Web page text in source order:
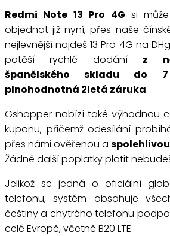
Redmi Note 13 Pro 4G si
objednat již nyní, přes naše
nejlevnější najdeš 13 Pro 4G na
potěší rychlé dodání z
španělského skladu
plnohodnotná 2letá záruka.
Gshopper nabízí také výhodnou
kuponu, přičemž odesílání
přes námi ověřenou a
Žádné další poplatky platit
Jelikož se jedná o oficiální
telefonu, systém obsahuje
češtiny a chytrého telefonu
celé Evropě, včetně B20 LTE.